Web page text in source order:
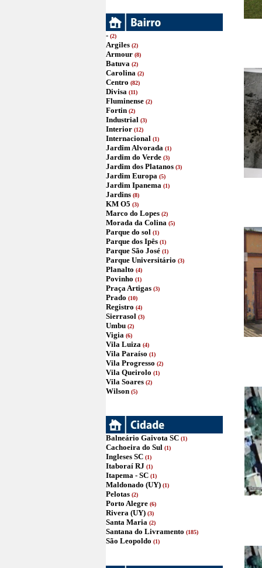
- (2)
Argiles (2)
Armour (8)
Batuva (2)
Carolina (2)
Centro (82)
Divisa (11)
Fluminense (2)
Fortin (2)
Industrial (3)
Interior (12)
Internacional (1)
Jardim Alvorada (1)
Jardim do Verde (3)
Jardim dos Platanos (3)
Jardim Europa (5)
Jardim Ipanema (1)
Jardins (8)
KM O5 (3)
Marco do Lopes (2)
Morada da Colina (5)
Parque do sol (1)
Parque dos Ipês (1)
Parque São José (1)
Parque Universitário (3)
Planalto (4)
Povinho (1)
Praça Artigas (3)
Prado (10)
Registro (4)
Sierrasol (3)
Umbu (2)
Vigia (6)
Vila Luiza (4)
Vila Paraíso (1)
Vila Progresso (2)
Vila Queirolo (1)
Vila Soares (2)
Wilson (5)
Balneário Gaivota SC (1)
Cachoeira do Sul (1)
Ingleses SC (1)
Itaboraí RJ (1)
Itapema - SC (1)
Maldonado (UY) (1)
Pelotas (2)
Porto Alegre (6)
Rivera (UY) (3)
Santa Maria (2)
Santana do Livramento (185)
São Leopoldo (1)